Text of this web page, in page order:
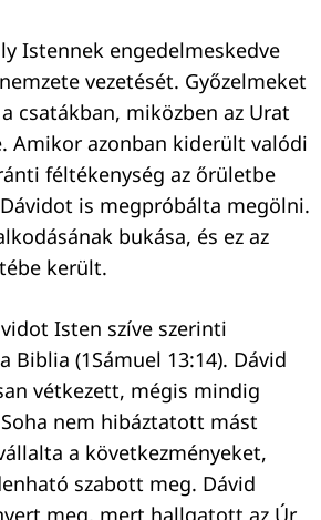
Istennek engedelmeskedve
vezetését. Győzelmeket
csatákban, miközben az Urat
Amikor azonban kiderült valódi
féltékenység az őrületbe
is megpróbálta megölni.
bukása, és ez az
került.
Isten szíve szerinti
Biblia (1Sámuel 13:14). Dávid
vétkezett, mégis mindig
nem hibáztatott mást
a következményeket,
szabott meg. Dávid
meg, mert hallgatott az Úr